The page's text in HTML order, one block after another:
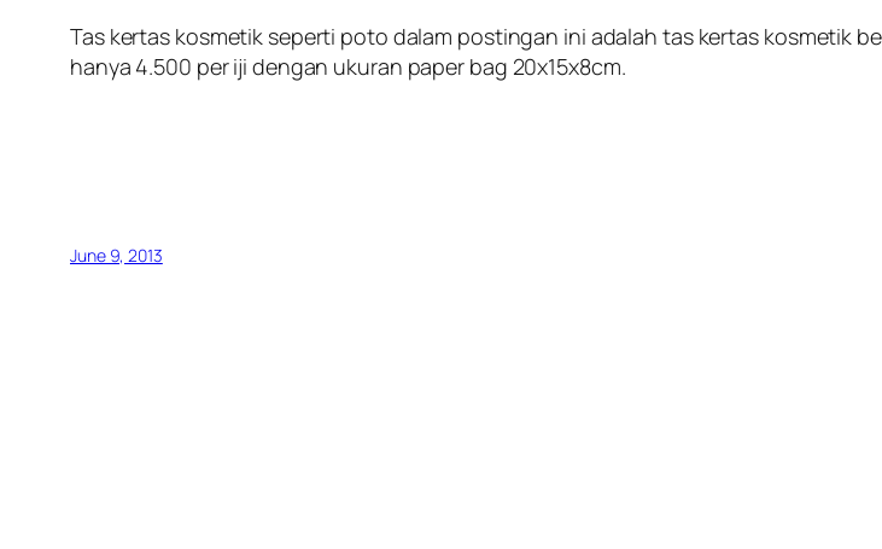
Tas kertas kosmetik seperti poto dalam postingan ini adalah tas kertas kosmetik
hanya 4.500 per iji dengan ukuran paper bag 20x15x8cm.
June 9, 2013